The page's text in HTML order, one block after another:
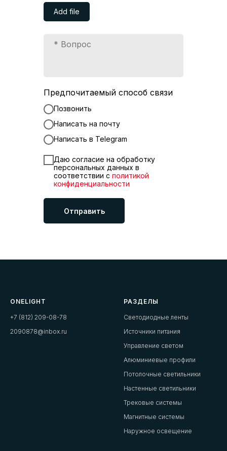
Add file
Предпочитаемый способ связи
Позвонить
Написать на почту
Написать в Telegram
Даю согласие на обработку
персональных данных в
соответствии с политикой
конфиденциальности
Отправить
ONELIGHT
+7 (812) 209-08-78
2090878@inbox.ru
РАЗДЕЛЫ
Светодиодные ленты
Источники питания
Управление светом
Алюминиевые профили
Потолочные светильники
Настенные светильники
Трековые системы
Магнитные системы
Наружное освещение